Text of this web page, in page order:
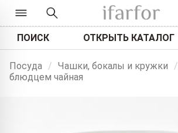
ПОИСК ОТКРЫТЬ КАТАЛОГ
Посуда / Чашки, бокалы и кружки /
блюдцем чайная